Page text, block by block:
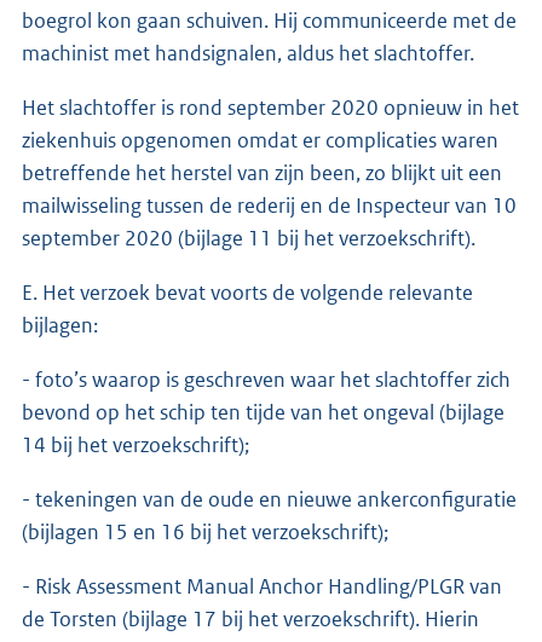
boegrol kon gaan schuiven. Hij communiceerde met de
machinist met handsignalen, aldus het slachtoffer.
Het slachtoffer is rond september 2020 opnieuw in het
ziekenhuis opgenomen omdat er complicaties waren
betreffende het herstel van zijn been, zo blijkt uit een
mailwisseling tussen de rederij en de Inspecteur van 10
september 2020 (bijlage 11 bij het verzoekschrift).
E. Het verzoek bevat voorts de volgende relevante
bijlagen:
- foto’s waarop is geschreven waar het slachtoffer zich
bevond op het schip ten tijde van het ongeval (bijlage
14 bij het verzoekschrift);
- tekeningen van de oude en nieuwe ankerconfiguratie
(bijlagen 15 en 16 bij het verzoekschrift);
- Risk Assessment Manual Anchor Handling/PLGR van
de Torsten (bijlage 17 bij het verzoekschrift). Hierin